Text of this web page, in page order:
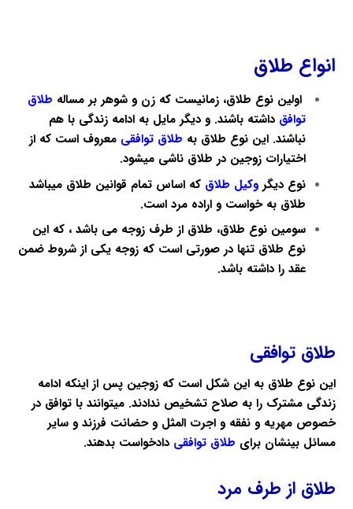
انواع طلاق
اولین نوع طلاق، زمانیست که زن و شوهر بر مساله طلاق
توافق داشته باشند. و دیگر مایل به ادامه زندگی با هم
نباشند. این نوع طلاق به طلاق توافقی معروف است که از
اختیارات زوجین در طلاق ناشی میشود.
نوع دیگر وکیل طلاق که اساس تمام قوانین طلاق میباشد
طلاق به خواست و اراده مرد است.
سومین نوع طلاق، طلاق از طرف زوجه می باشد ، که این
نوع طلاق تنها در صورتی است که زوجه یکی از شروط ضمن
عقد را داشته باشد.
طلاق توافقی
این نوع طلاق به این شکل است که زوجین پس از اینکه ادامه
زندگی مشترک را به صلاح تشخیص ندادند. میتوانند با توافق در
خصوص مهریه و نفقه و اجرت المثل و حضانت فرزند و سایر
مسائل بینشان برای طلاق توافقی دادخواست بدهند.
طلاق از طرف مرد